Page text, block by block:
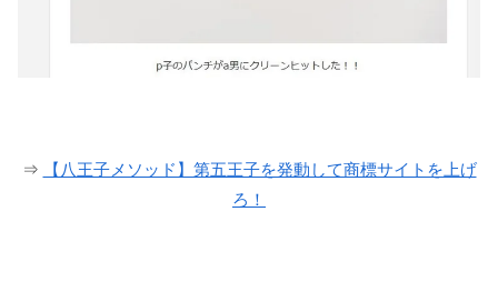
⇒
【八王子メソッド】第五王子を発動して商標サイトを上げ
ろ！